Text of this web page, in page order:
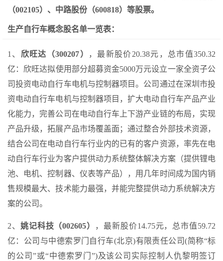
（002105）、中路股份（600818）等股票。
生产自行车概念股名单一览表：
1、 欣旺达（300207）
，最新股价20.38元，总市值350.32
亿：欣旺达拟使用部分超募资金5000万元设立一家全资子公
司投资电动自行车电机与控制器项目。公司通过在深圳市投
资电动自行车电机与控制器项目，扩大电动自行车产品产业
化能力，完善公司在电动自行车上下游产业链的布局，实现
产品升级，拓展产品市场覆盖面；通过整合外部技术资源，
结合公司在电动自行车行业内的已有的客户资源，率先在电
动自行车行业为客户提供动力系统整体解决方案（提供锂电
池、电机、控制器、仪表等产品），用几年时间成为国内销
售规模最大、技术能力最强，并能完整提供动力系统解决方
案的公司。
2、 姚记科技（002605）
，最新股价14.75元，总市值59.72
亿：公司与中德索罗门自行车(北京)有限责任公司(简称“标
的公司”或“中德索罗门”)及该公司实际控制人仇黎明签订